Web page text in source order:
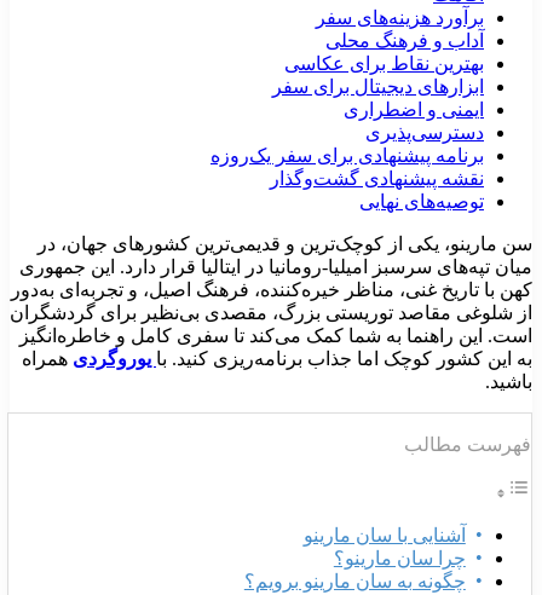
برآورد هزینه‌های سفر
آداب و فرهنگ محلی
بهترین نقاط برای عکاسی
ابزارهای دیجیتال برای سفر
ایمنی و اضطراری
دسترسی‌پذیری
برنامه پیشنهادی برای سفر یک‌روزه
نقشه پیشنهادی گشت‌وگذار
توصیه‌های نهایی
مارینو، یکی از کوچک‌ترین و قدیمی‌ترین کشورهای جهان، در
تپه‌های سرسبز امیلیا-رومانیا در ایتالیا قرار دارد. این جمهوری
با تاریخ غنی، مناظر خیره‌کننده، فرهنگ اصیل، و تجربه‌ای به‌دور
شلوغی مقاصد توریستی بزرگ، مقصدی بی‌نظیر برای گردشگران
این راهنما به شما کمک می‌کند تا سفری کامل و خاطره‌انگیز
این کشور کوچک اما جذاب برنامه‌ریزی کنید. با یوروگردیهمراه
مطالب
آشنایی با سان مارینو
چرا سان مارینو؟
چگونه به سان مارینو برویم؟